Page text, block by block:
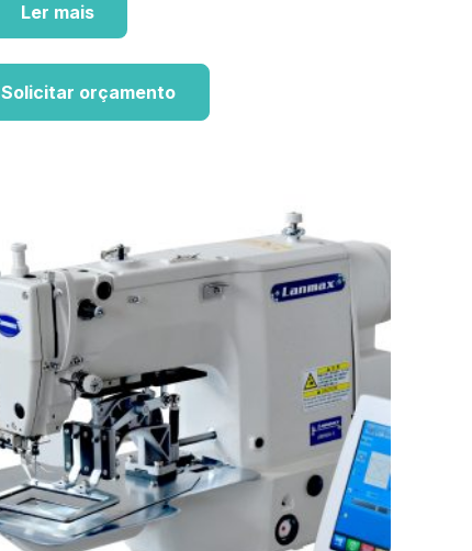
Ler mais
Solicitar orçamento